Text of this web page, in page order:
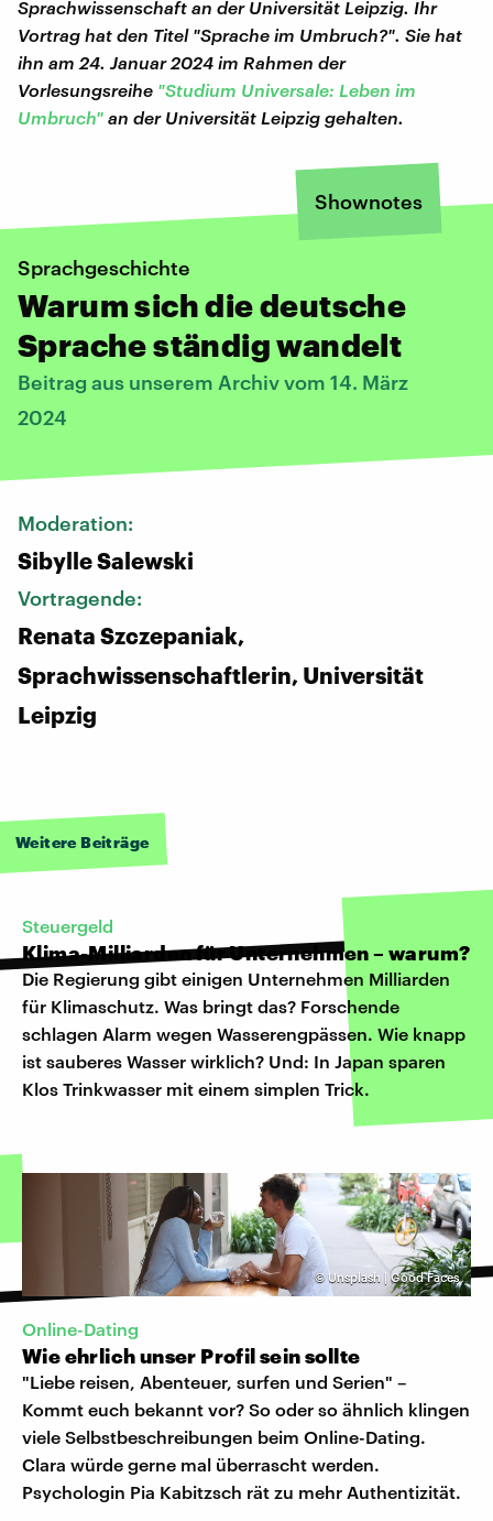
Sprachwissenschaft an der Universität Leipzig. Ihr
Vortrag hat den Titel "Sprache im Umbruch?". Sie hat
ihn am 24. Januar 2024 im Rahmen der
Vorlesungsreihe "Studium Universale: Leben im
Umbruch" an der Universität Leipzig gehalten.
Shownotes
Sprachgeschichte
Warum sich die deutsche
Sprache ständig wandelt
Beitrag aus unserem Archiv vom 14. März
2024
Moderation:
Sibylle Salewski
Vortragende:
Renata Szczepaniak,
Sprachwissenschaftlerin, Universität
Leipzig
Weitere Beiträge
Steuergeld
Klima-Milliarden für Unternehmen – warum?
Die Regierung gibt einigen Unternehmen Milliarden
für Klimaschutz. Was bringt das? Forschende
schlagen Alarm wegen Wasserengpässen. Wie knapp
ist sauberes Wasser wirklich? Und: In Japan sparen
Klos Trinkwasser mit einem simplen Trick.
© Unsplash | Good Faces
Online-Dating
Wie ehrlich unser Profil sein sollte
"Liebe reisen, Abenteuer, surfen und Serien" –
Kommt euch bekannt vor? So oder so ähnlich klingen
viele Selbstbeschreibungen beim Online-Dating.
Clara würde gerne mal überrascht werden.
Psychologin Pia Kabitzsch rät zu mehr Authentizität.